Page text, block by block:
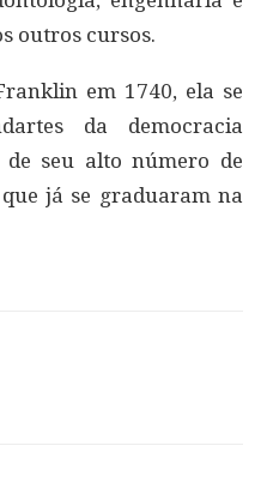
outros cursos.
em 1740, ela se
da democracia
de seu alto número de
já se graduaram na